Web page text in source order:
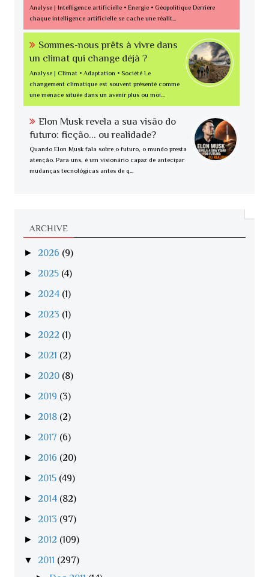
Analyse | Intelligence artificielle • Énergie • Géopolitique Derrière
chaque intelligence artificielle se cache une réalit...
Sommes-nous prêts à vivre dans
un climat qui change déjà ?
Analyse | Climat • Adaptation • Société Le
changement climatique est souvent présenté comme
une menace située dans un avenir plus ou moi...
Elon Musk revela a sua visão do
futuro: ficção... ou realidade?
Quando Elon Musk fala sobre o futuro, o mundo presta
atenção. Para uns, é um visionário capaz de antecipar
mudanças tecnológicas antes de q...
ARCHIVE
► 2026 (9)
► 2025 (4)
► 2024 (1)
► 2023 (1)
► 2022 (1)
► 2021 (2)
► 2020 (8)
► 2019 (3)
► 2018 (2)
► 2017 (6)
► 2016 (20)
► 2015 (49)
► 2014 (82)
► 2013 (97)
► 2012 (109)
▼ 2011 (297)